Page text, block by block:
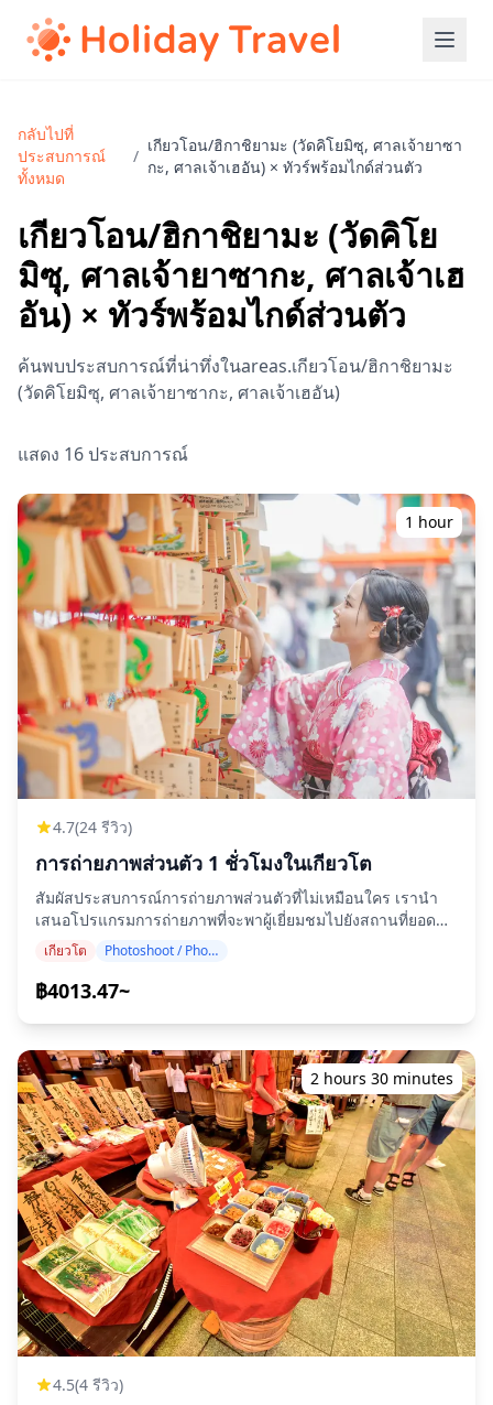
กลับไปที่
ประสบการณ์
ทั้งหมด
/
เกียวโอน/ฮิกาชิยามะ (วัดคิโยมิซุ, ศาลเจ้ายาซา
กะ, ศาลเจ้าเฮอัน) × ทัวร์พร้อมไกด์ส่วนตัว
เกียวโอน/ฮิกาชิยามะ (วัดคิโย
มิซุ, ศาลเจ้ายาซากะ, ศาลเจ้าเฮ
อัน) × ทัวร์พร้อมไกด์ส่วนตัว
ค้นพบประสบการณ์ที่น่าทึ่งในareas.เกียวโอน/ฮิกาชิยามะ
(วัดคิโยมิซุ, ศาลเจ้ายาซากะ, ศาลเจ้าเฮอัน)
แสดง 16 ประสบการณ์
1 hour
4.7(24 รีวิว)
การถ่ายภาพส่วนตัว 1 ชั่วโมงในเกียวโต
สัมผัสประสบการณ์การถ่ายภาพส่วนตัวที่ไม่เหมือนใคร เรานำ
เสนอโปรแกรมการถ่ายภาพที่จะพาผู้เยี่ยมชมไปยังสถานที่ยอด
นิยมและมีเอกลักษณ์ของเกียวโต ดำเนินการโดยช่างภาพที่มี
ของคุณ จับภาพองค์ประกอบที่เป็นธรรมชาติและระบุจุดถ่ายภาพ
การถ่ายภาพสามารถจัดได้ทุกที่ในเกียวโตและสามารถจองล่วง
หน้าได้ถึง 3 วัน เราจะจัดหาช่างภาพที่พูดภาษาอังกฤษ/จีน/
เกาหลีให้ ไฟล์ภาพต้นฉบับ 100+ ไฟล์จะส่งมอบภายในหนึ่ง
สัปดาห์ และคุณสามารถเลือกภาพที่ชื่นชอบ 10 ภาพสำหรับการ
ส่งมอบซ้ำ การแก้ไขจะทำเพื่อสร้างบรรยากาศเฉพาะ และหาก
ต้องการ สามารถปรับแต่งอารมณ์และสีได้ ให้เราจับภาพช่วง
เวลาพิเศษของคุณในเกียวโตผ่านบริการถ่ายภาพของ
เรา!hotography services!\n\n◆ข้อมูลสำคัญ:\n・หากคุณมา
ถึงช้ากว่าเวลานัดหมายที่กำหนด, ระยะเวลาการถ่ายภาพและ
จำนวนภาพที่ส่งมอบอาจลดลง.\n・หากมีการพยากรณ์ฝนสำหรับ
จุดถ่ายภาพ 3 วันก่อนวันที่กำหนด หรือหากฝนตกโดยไม่คาดคิด
ในวันถ่ายภาพ, มีตัวเลือก 3 ข้อ: (1) เลื่อนวันและเวลา, (2)
เปลี่ยนสถานที่, หรือ (3) ยกเลิกการถ่ายภาพ.วันและเวลา, (2)
เปลี่ยนสถานที่, หรือ (3) ยกเลิกการถ่ายภาพ.\n\n\n![]
(https://assets.hldycdn.com/experiences/
[]
(https://assets.hldycdn.com/experiences/
เกียวโต Photoshoot / Photo tour
฿4013.47~
2 hours 30 minutes
4.5(4 รีวิว)